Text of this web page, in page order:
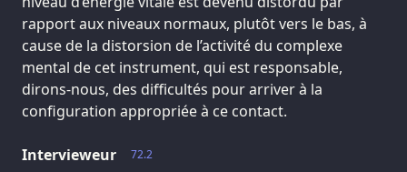
rapport aux niveaux normaux, plutôt vers le bas, à
cause de la distorsion de l’activité du complexe
mental de cet instrument, qui est responsable,
dirons-nous, des difficultés pour arriver à la
configuration appropriée à ce contact.
72.2
Intervieweur